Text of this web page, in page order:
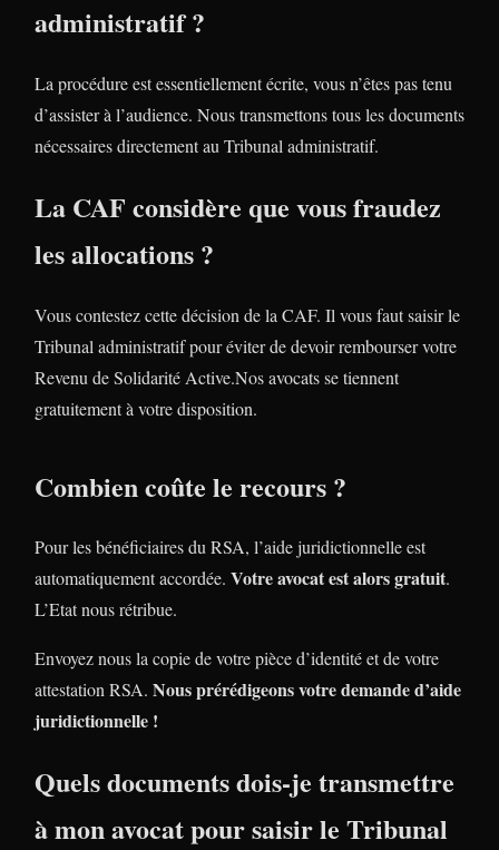
administratif ?
La procédure est essentiellement écrite, vous n’êtes pas tenu
d’assister à l’audience. Nous transmettons tous les documents
nécessaires directement au Tribunal administratif.
La CAF considère que vous fraudez
les allocations ?
Vous contestez cette décision de la CAF. Il vous faut saisir le
Tribunal administratif pour éviter de devoir rembourser votre
Revenu de Solidarité Active.Nos avocats se tiennent
gratuitement à votre disposition.
Combien coûte le recours ?
Pour les bénéficiaires du RSA, l’aide juridictionnelle est
automatiquement accordée. Votre avocat est alors gratuit.
L’Etat nous rétribue.
Envoyez nous la copie de votre pièce d’identité et de votre
attestation RSA. Nous prérédigeons votre demande d’aide
juridictionnelle !
Quels documents dois-je transmettre
à mon avocat pour saisir le Tribunal